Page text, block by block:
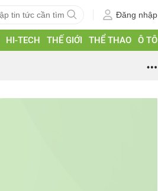
Đăng nhập
HI-TECH THẾ GIỚI THỂ THAO Ô TÔ